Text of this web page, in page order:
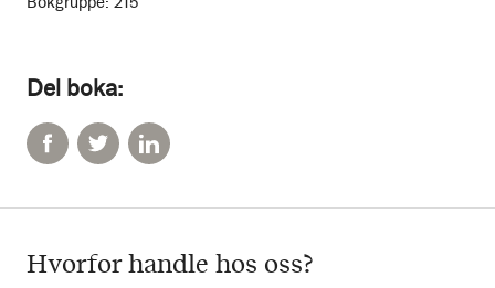
Del boka:
Hvorfor handle hos oss?